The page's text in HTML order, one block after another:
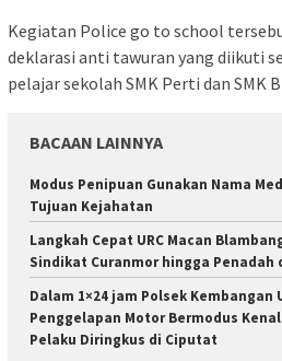
Kegiatan Police go to school
deklarasi anti tawuran yang diikuti
pelajar sekolah SMK Perti dan SMK
BACAAN LAINNYA
Modus Penipuan Gunakan Nama
Tujuan Kejahatan
Langkah Cepat URC Macan
Sindikat Curanmor hingga Penadah
Dalam 1×24 jam Polsek Kembangan
Penggelapan Motor Bermodus
Pelaku Diringkus di Ciputat